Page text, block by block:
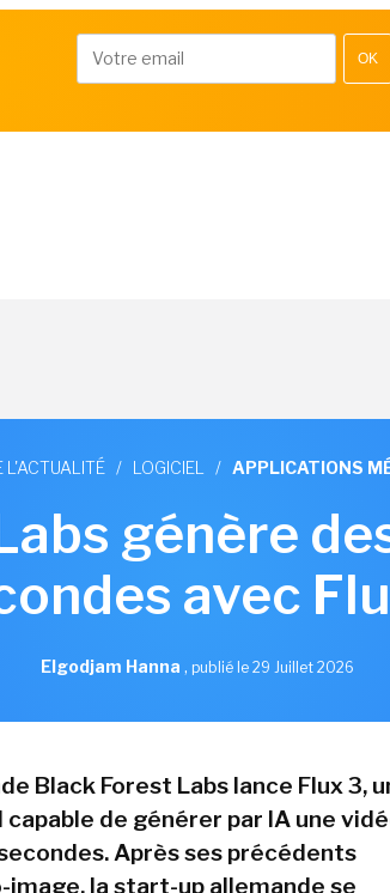
OK
L'ACTUALITÉ / LOGICIEL / APPLICATIONS
génère
avec
Elgodjam Hanna , publié le 29 Juillet 2026
Black Forest Labs lance Flux 3,
de générer par IA une
Après ses précédents
la start-up allemande se